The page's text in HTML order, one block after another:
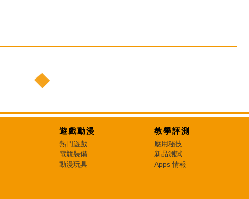
遊戲動漫
熱門遊戲
電競裝備
動漫玩具
教學評測
應用秘技
新品測試
Apps 情報